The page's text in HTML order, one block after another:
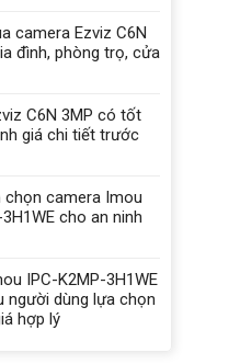
camera Ezviz C6N
đình, phòng trọ, cửa
C6N 3MP có tốt
giá chi tiết trước
chọn camera Imou
cho an ninh
IPC-K2MP-3H1WE
người dùng lựa chọn
hợp lý